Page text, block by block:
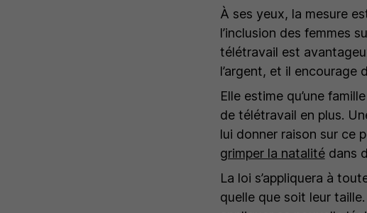
À ses yeux, la mesure
l’inclusion des femmes
télétravail est
l’argent, et il encourage
Elle estime qu’une
de télétravail en plus.
lui donner raison sur ce
grimper la natalitédans
La loi s’appliquera à
quelle que soit leur